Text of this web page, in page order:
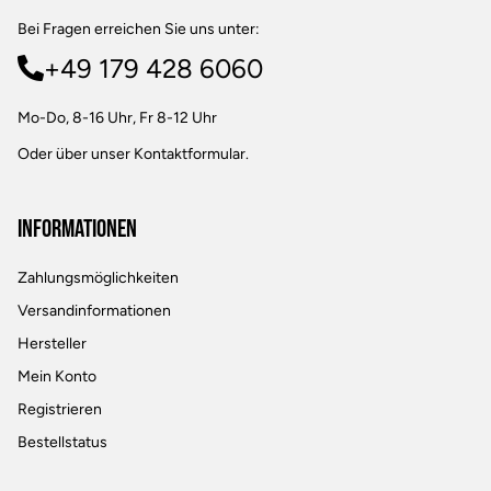
Bei Fragen erreichen Sie uns unter:
+49 179 428 6060
Mo-Do, 8-16 Uhr, Fr 8-12 Uhr
Oder über unser Kontaktformular.
Informationen
Zahlungsmöglichkeiten
Versandinformationen
Hersteller
Mein Konto
Registrieren
Bestellstatus